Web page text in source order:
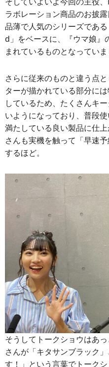
ラボレーション商品のお披
品薄で人気のシリーズであ
d」をベースに、『ウマ娘』
まれているものとなっていま
さらに従来のものと違う点
ターが描かれている部分に
しているため、たくさんキ
いようになっており、普段
満たしている良い製品に仕
さんも実機を触って「早速
するほど。
そうしてトークショウはあ
さんが「キタサンブラック
す！」という言葉でトーク